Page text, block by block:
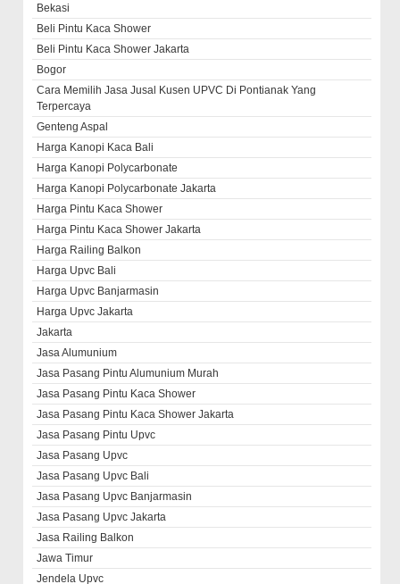
Bekasi
Beli Pintu Kaca Shower
Beli Pintu Kaca Shower Jakarta
Bogor
Cara Memilih Jasa Jusal Kusen UPVC Di Pontianak Yang
Terpercaya
Genteng Aspal
Harga Kanopi Kaca Bali
Harga Kanopi Polycarbonate
Harga Kanopi Polycarbonate Jakarta
Harga Pintu Kaca Shower
Harga Pintu Kaca Shower Jakarta
Harga Railing Balkon
Harga Upvc Bali
Harga Upvc Banjarmasin
Harga Upvc Jakarta
Jakarta
Jasa Alumunium
Jasa Pasang Pintu Alumunium Murah
Jasa Pasang Pintu Kaca Shower
Jasa Pasang Pintu Kaca Shower Jakarta
Jasa Pasang Pintu Upvc
Jasa Pasang Upvc
Jasa Pasang Upvc Bali
Jasa Pasang Upvc Banjarmasin
Jasa Pasang Upvc Jakarta
Jasa Railing Balkon
Jawa Timur
Jendela Upvc